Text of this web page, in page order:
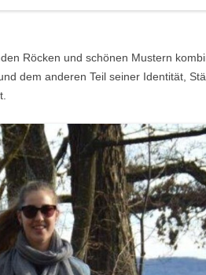
Röcken und schönen Mustern
dem anderen Teil seiner Identität,